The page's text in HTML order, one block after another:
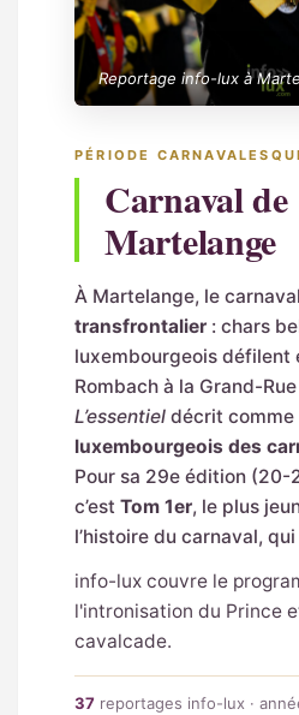
PÉRIODE
Carnaval de
Martelange
À Martelange, le
transfrontalier : chars
luxembourgeois défilent
Rombach à la Grand-
L’essentiel décrit comme
luxembourgeois des
Pour sa 29e édition
c’est Tom 1er, le plus
l’histoire du carnaval,
info-lux couvre le
l'intronisation du Prince
cavalcade.
37 reportages info-lux ·
Reportage info-lux à